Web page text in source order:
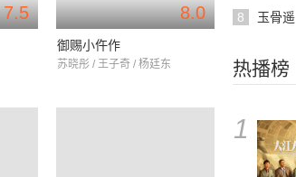
8 玉骨遥
热播榜
1
7.5 8.0
御赐小仵作
苏晓彤 / 王子奇 / 杨廷东